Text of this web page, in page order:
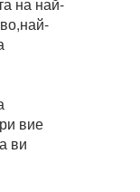
на най-
вие
ви